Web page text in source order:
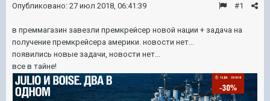
#1
Опубликовано: 27 июл 2018, 06:41:39
в преммагазин завезли премкрейсер новой нации + задача на
получение премкрейсера америки. новости нет...
появились новые задачи, новости нет...
все в тайне!